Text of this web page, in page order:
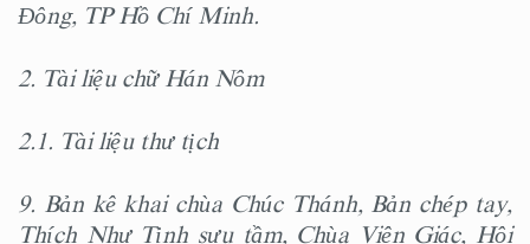
Đông, TP Hồ Chí Minh.
2. Tài liệu chữ Hán Nôm
2.1. Tài liệu thư tịch
9. Bản kê khai chùa Chúc Thánh, Bản chép tay,
Thích Như Tịnh sưu tầm, Chùa Viên Giác, Hội